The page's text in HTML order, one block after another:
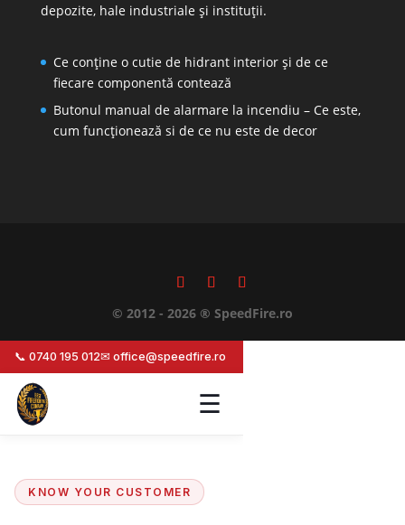
depozite, hale industriale și instituții.
Ce conține o cutie de hidrant interior și de ce
fiecare componentă contează
Butonul manual de alarmare la incendiu – Ce este,
cum funcționează si de ce nu este de decor
© 2012 - 2026 ® SpeedFire.ro